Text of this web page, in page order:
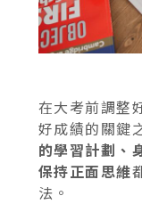
在大考前調整
好成績的關鍵
的學習計劃、
保持正面思維
法。